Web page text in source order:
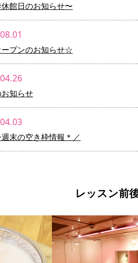
館日のお知らせ〜
プンのお知らせ☆
知らせ
末の空き枠情報＊／
レッスン前